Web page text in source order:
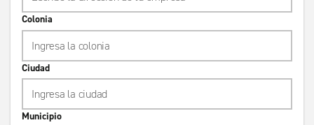
Colonia
Ciudad
Municipio